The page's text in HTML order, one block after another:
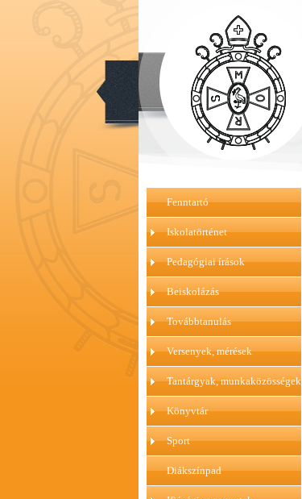
Fenntartó
Iskolatörténet
Pedagógiai írások
Beiskolázás
Továbbtanulás
Versenyek, mérések
Tantárgyak, munkaközösségek
Könyvtár
Sport
Diákszínpad